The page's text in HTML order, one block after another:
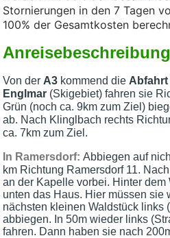
Stornierungen in den 7 Tagen
100% der Gesamtkosten
Anreisebeschreibung
Von der A3 kommend die Abfahrt
Englmar (Skigebiet) fahren sie
Grün (noch ca. 9km zum Ziel)
ab. Nach Klinglbach rechts
ca. 7km zum Ziel.
In Ramersdorf: Abbiegen auf
km Richtung Ramersdorf 11.
an der Kapelle vorbei. Hinter
unten das Haus. Hier müssen sie
nächsten kleinen Waldstück links
abbiegen. In 50m wieder links
fahren. Dann haben sie nach